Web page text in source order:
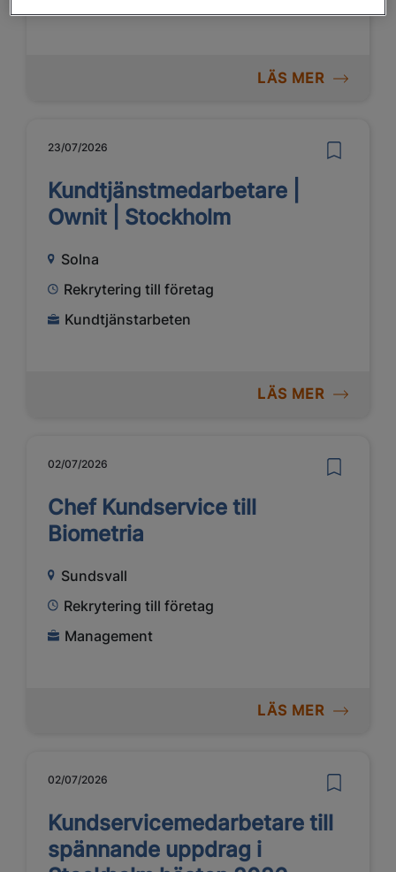
LÄS MER
23/07/2026
Kundtjänstmedarbetare |
Ownit | Stockholm
Solna
Rekrytering till företag
Kundtjänstarbeten
LÄS MER
02/07/2026
Chef Kundservice till
Biometria
Sundsvall
Rekrytering till företag
Management
LÄS MER
02/07/2026
Kundservicemedarbetare till
spännande uppdrag i